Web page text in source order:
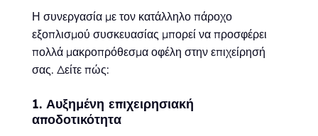
Η συνεργασία με τον κατάλληλο πάροχο
εξοπλισμού συσκευασίας μπορεί να προσφέρει
πολλά μακροπρόθεσμα οφέλη στην επιχείρησή
σας. Δείτε πώς:
1. Αυξημένη επιχειρησιακή
αποδοτικότητα